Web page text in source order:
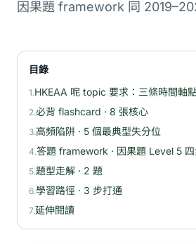
因果題 framework 同
目錄
1.HKEAA 呢 topic 要求：三條時間軸
2.必背 flashcard · 8 張核心
3.高頻陷阱 · 5 個最典型失分位
4.答題 framework · 因果題 Level 5 四
5.題型走解 · 2 題
6.學習路徑 · 3 步打通
7.延伸閱讀